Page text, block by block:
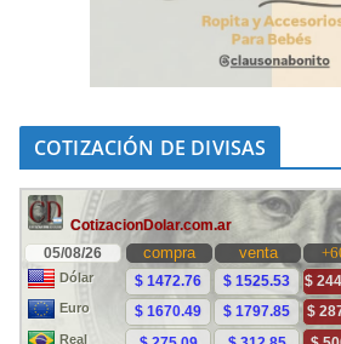
COTIZACIÓN DE DIVISAS